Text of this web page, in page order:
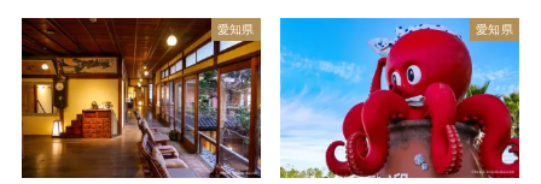
愛知県 愛知県